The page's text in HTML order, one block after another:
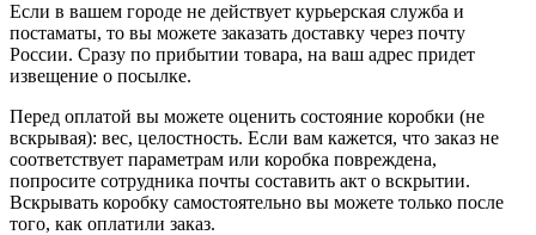
Если в вашем городе не действует курьерская служба и
постаматы, то вы можете заказать доставку через почту
России. Сразу по прибытии товара, на ваш адрес придет
извещение о посылке.
Перед оплатой вы можете оценить состояние коробки (не
вскрывая): вес, целостность. Если вам кажется, что заказ не
соответствует параметрам или коробка повреждена,
попросите сотрудника почты составить акт о вскрытии.
Вскрывать коробку самостоятельно вы можете только после
того, как оплатили заказ.